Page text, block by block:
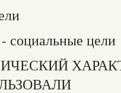
социальные цели